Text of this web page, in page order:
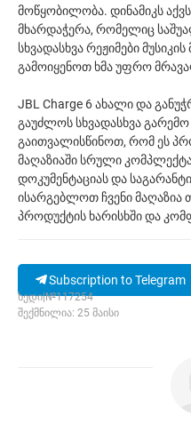
მოწყობილობა. დინამიკს
მხარდაჭერა, რომელიც
სხვადასხვა რეჟიმები
გამოიყენოთ ხმა უფრო
JBL Charge 6 ახალი და
გაუძლოს სხვადასხვა
გაითვალისწინოთ, რომ ეს
მაღაზიაში სრული
დოკუმენტაციას და
ისარგებლოთ ჩვენი
პროდუქტის ხარისხში და
Subscription to Telegram
ხედი|№117254
შექმნილია: 25 მაისი